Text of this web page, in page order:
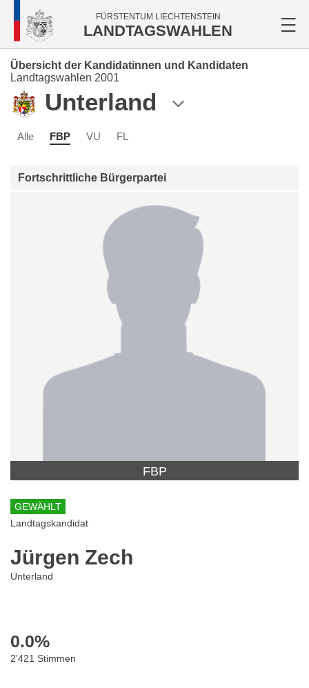
FÜRSTENTUM LIECHTENSTEIN
LANDTAGSWAHLEN
Übersicht der Kandidatinnen und Kandidaten
Landtagswahlen 2001
Unterland
Alle FBP VU FL
Fortschrittliche Bürgerpartei
FBP
GEWÄHLT
Landtagskandidat
Jürgen Zech
Unterland
0.0%
2’421 Stimmen